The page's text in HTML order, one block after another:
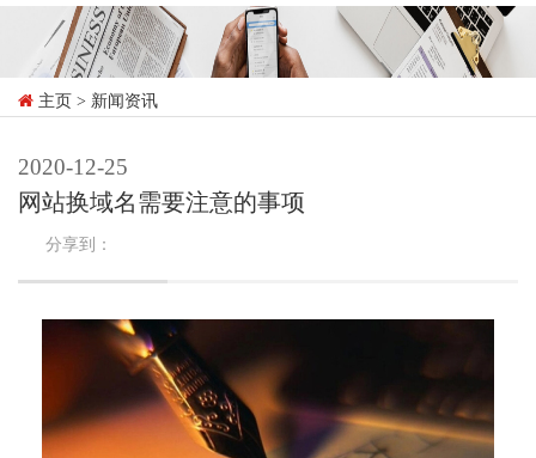
主页 > 新闻资讯
2020-12-25
网站换域名需要注意的事项
分享到：